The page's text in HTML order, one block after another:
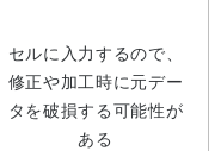
セルに入力するので、
修正や加工時に元デー
タを破損する可能性が
ある